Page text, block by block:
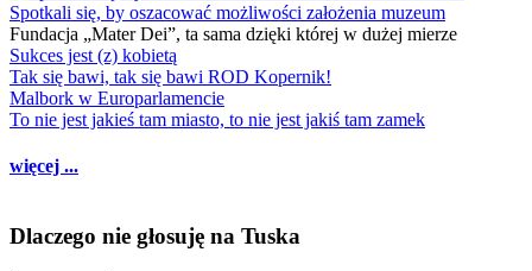
Spotkali się, by oszacować możliwości założenia muzeum
Fundacja „Mater Dei”, ta sama dzięki której w dużej mierze
Sukces jest (z) kobietą
Tak się bawi, tak się bawi ROD Kopernik!
Malbork w Europarlamencie
To nie jest jakieś tam miasto, to nie jest jakiś tam zamek
więcej ...
Dlaczego nie głosuję na Tuska